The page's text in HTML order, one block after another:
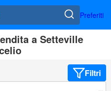
Preferiti
a Setteville
Filtri